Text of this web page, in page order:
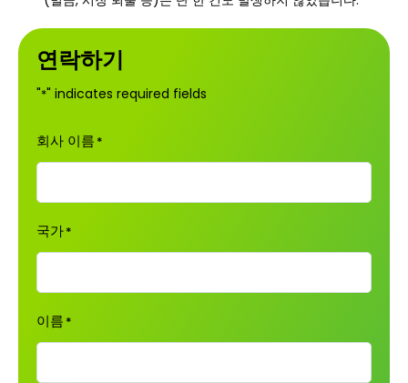
연락하기
"*" indicates required fields
회사 이름 *
국가*
이름 *